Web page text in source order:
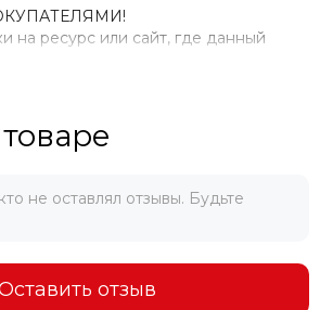
на ресурс или сайт, где данный
по цене конкурента.
не оставлял отзывы. Будьте
отзыв